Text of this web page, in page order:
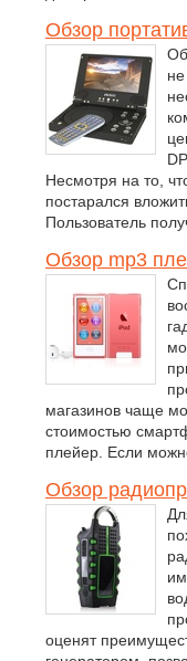
Обзор
Несмотря на то,
постарался
Пользователь
Обзор mp3
магазинов чаще
стоимостью
плейер. Если
Обзор
оценят